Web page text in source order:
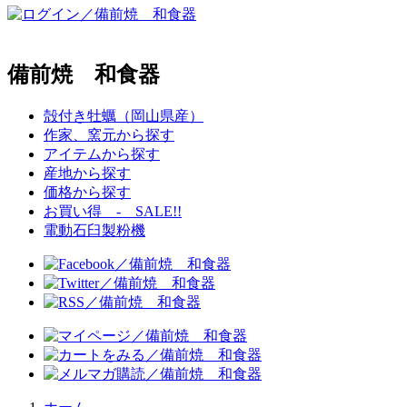
備前焼 和食器
殻付き牡蠣（岡山県産）
作家、窯元から探す
アイテムから探す
産地から探す
価格から探す
お買い得 - SALE!!
電動石臼製粉機